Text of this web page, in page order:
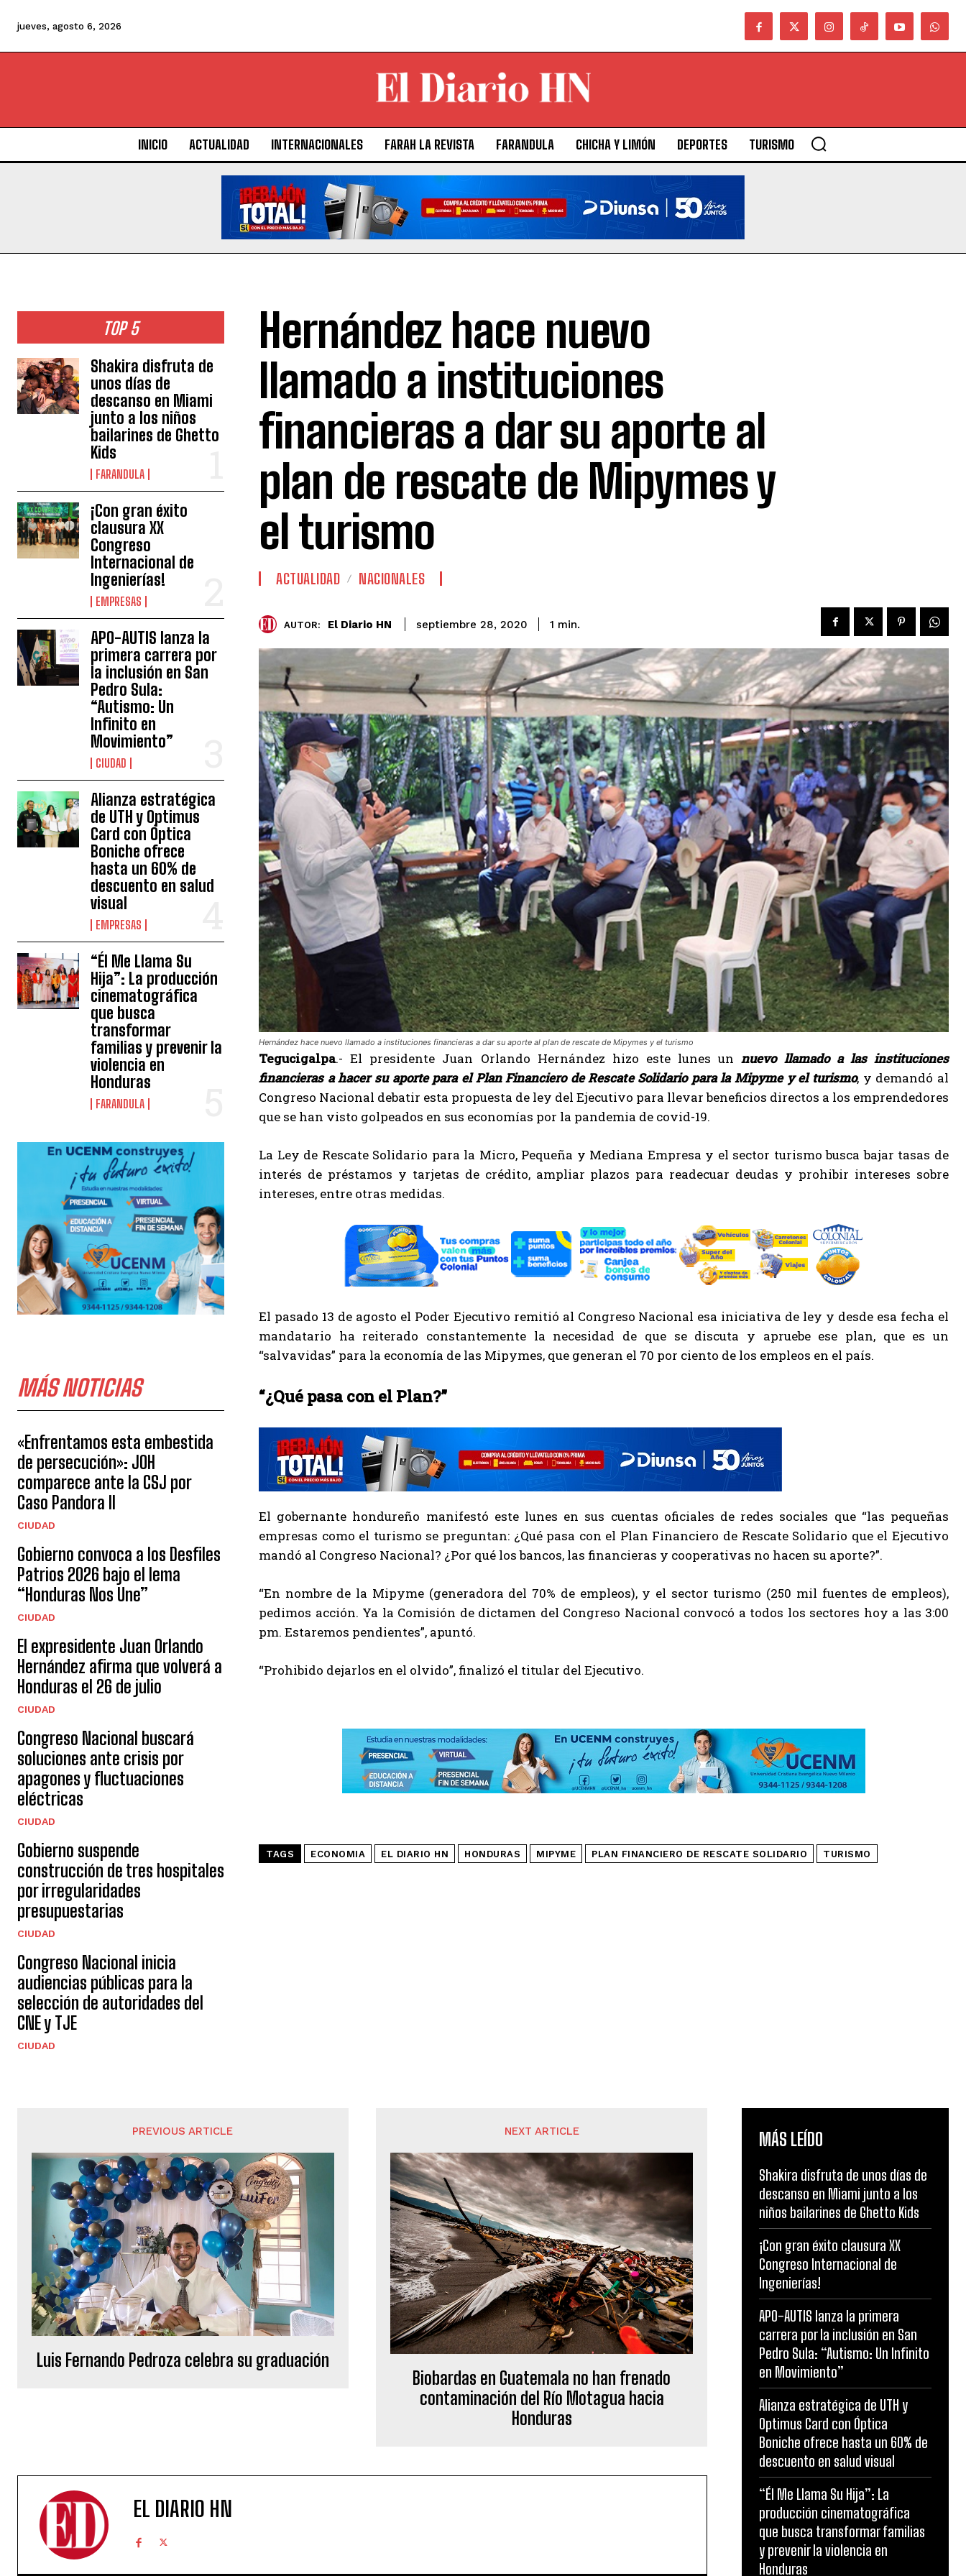
jueves, agosto 6, 2026
INICIO ACTUALIDAD INTERNACIONALES FARAH LA REVISTA FARANDULA CHICHA Y LIMÓN DEPORTES TURISMO
TOP 5
Shakira disfruta de
unos días de
descanso en Miami
junto a los niños
bailarines de Ghetto
Kids
FARANDULA
¡Con gran éxito
clausura XX
Congreso
Internacional de
Ingenierías!
EMPRESAS
APO-AUTIS lanza la
primera carrera por
la inclusión en San
Pedro Sula:
“Autismo: Un
Infinito en
Movimiento”
CIUDAD
Alianza estratégica
de UTH y Optimus
Card con Óptica
Boniche ofrece
hasta un 60% de
descuento en salud
visual
EMPRESAS
“Él Me Llama Su
Hija”: La producción
cinematográfica
que busca
transformar
familias y prevenir la
violencia en
Honduras
FARANDULA
MÁS NOTICIAS
«Enfrentamos esta embestida
de persecución»: JOH
comparece ante la CSJ por
Caso Pandora II
CIUDAD
Gobierno convoca a los Desfiles
Patrios 2026 bajo el lema
“Honduras Nos Une”
CIUDAD
El expresidente Juan Orlando
Hernández afirma que volverá a
Honduras el 26 de julio
CIUDAD
Congreso Nacional buscará
soluciones ante crisis por
apagones y fluctuaciones
eléctricas
CIUDAD
Gobierno suspende
construcción de tres hospitales
por irregularidades
presupuestarias
CIUDAD
Congreso Nacional inicia
audiencias públicas para la
selección de autoridades del
CNE y TJE
CIUDAD
Hernández hace nuevo
llamado a instituciones
financieras a dar su aporte al
plan de rescate de Mipymes y
el turismo
ACTUALIDAD NACIONALES
AUTOR: El Diario HN septiembre 28, 2020 1 min.
Hernández hace nuevo llamado a instituciones financieras a dar su aporte al plan de rescate de Mipymes y el turismo
Tegucigalpa.- El presidente Juan Orlando Hernández hizo este lunes unnuevo llamado a las instituciones
financieras a hacer su aporte para el Plan Financiero de Rescate Solidario para la Mipyme y el turismo, y demandó al
Congreso Nacional debatir esta propuesta de ley del Ejecutivo para llevar beneficios directos a los emprendedores
que se han visto golpeados en sus economías por la pandemia de covid-19.
La Ley de Rescate Solidario para la Micro, Pequeña y Mediana Empresa y el sector turismo busca bajar tasas de
interés de préstamos y tarjetas de crédito, ampliar plazos para readecuar deudas y prohibir intereses sobre
intereses, entre otras medidas.
El pasado 13 de agosto el Poder Ejecutivo remitió al Congreso Nacional esa iniciativa de ley y desde esa fecha el
mandatario ha reiterado constantemente la necesidad de que se discuta y apruebe ese plan, que es un
“salvavidas” para la economía de las Mipymes, que generan el 70 por ciento de los empleos en el país.
“¿Qué pasa con el Plan?”
El gobernante hondureño manifestó este lunes en sus cuentas oficiales de redes sociales que “las pequeñas
empresas como el turismo se preguntan: ¿Qué pasa con el Plan Financiero de Rescate Solidario que el Ejecutivo
mandó al Congreso Nacional? ¿Por qué los bancos, las financieras y cooperativas no hacen su aporte?”.
“En nombre de la Mipyme (generadora del 70% de empleos), y el sector turismo (250 mil fuentes de empleos),
pedimos acción. Ya la Comisión de dictamen del Congreso Nacional convocó a todos los sectores hoy a las 3:00
pm. Estaremos pendientes”, apuntó.
“Prohibido dejarlos en el olvido”, finalizó el titular del Ejecutivo.
TAGS ECONOMIA EL DIARIO HN HONDURAS MIPYME PLAN FINANCIERO DE RESCATE SOLIDARIO TURISMO
PREVIOUS ARTICLE
Luis Fernando Pedroza celebra su graduación
NEXT ARTICLE
Biobardas en Guatemala no han frenado
contaminación del Río Motagua hacia
Honduras
EL DIARIO HN
MÁS LEÍDO
Shakira disfruta de unos días de
descanso en Miami junto a los
niños bailarines de Ghetto Kids
¡Con gran éxito clausura XX
Congreso Internacional de
Ingenierías!
APO-AUTIS lanza la primera
carrera por la inclusión en San
Pedro Sula: “Autismo: Un Infinito
en Movimiento”
Alianza estratégica de UTH y
Optimus Card con Óptica
Boniche ofrece hasta un 60% de
descuento en salud visual
“Él Me Llama Su Hija”: La
producción cinematográfica
que busca transformar familias
y prevenir la violencia en
Honduras